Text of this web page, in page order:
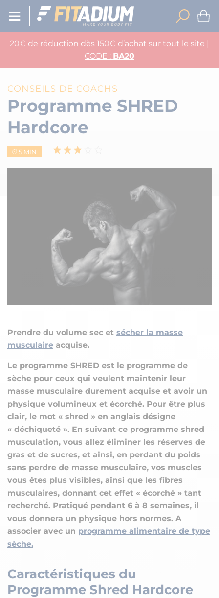
20€ de réduction dès 150€ d’achat sur tout le site |
CODE : BA20
CONSEILS DE COACHS
Programme SHRED
Hardcore
5 MIN
Prendre du volume sec et sécher la masse
musculaire acquise.
Le programme SHRED est le programme de
sèche pour ceux qui veulent maintenir leur
masse musculaire durement acquise et avoir un
physique volumineux et écorché. Pour être plus
clair, le mot « shred » en anglais désigne
« déchiqueté ». En suivant ce programme shred
musculation, vous allez éliminer les réserves de
gras et de sucres, et ainsi, en perdant du poids
sans perdre de masse musculaire, vos muscles
vous êtes plus visibles, ainsi que les fibres
musculaires, donnant cet effet « écorché » tant
recherché. Pratiqué pendant 6 à 8 semaines, il
vous donnera un physique hors normes. A
associer avec un programme alimentaire de type
sèche.
Caractéristiques du
Programme Shred Hardcore